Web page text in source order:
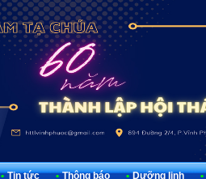
• Tin tức • Thông báo • Dưỡng linh •